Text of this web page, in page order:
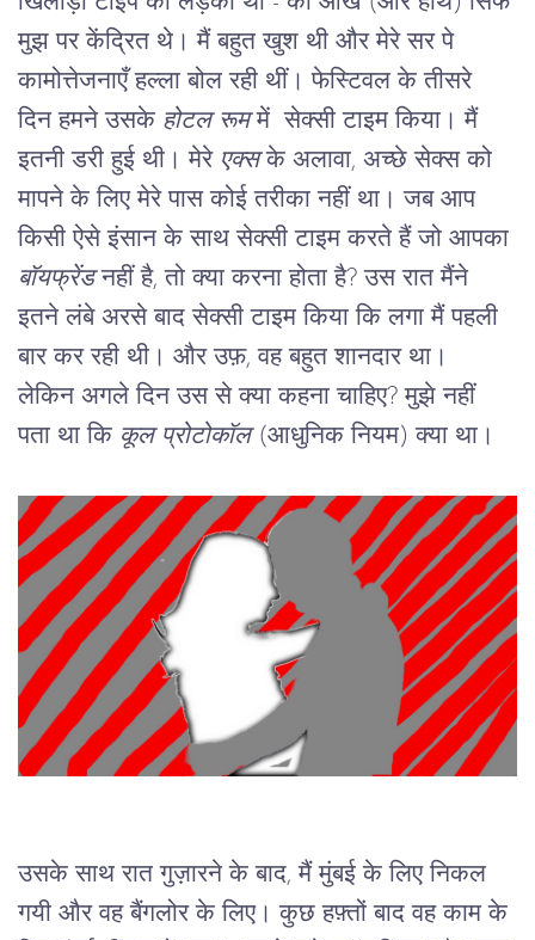
मुझ पर केंद्रित थे। मैं बहुत खुश थी और मेरे सर पे
कामोत्तेजनाएँ हल्ला बोल रही थीं। फेस्टिवल के तीसरे
दिन हमने उसके होटल रूम में  सेक्सी टाइम किया। मैं
इतनी डरी हुई थी। मेरे एक्स के अलावा, अच्छे सेक्स को
मापने के लिए मेरे पास कोई तरीका नहीं था। जब आप
किसी ऐसे इंसान के साथ सेक्सी टाइम करते हैं जो आपका
बॉयफ्रेंड नहीं है, तो क्या करना होता है? उस रात मैंने
इतने लंबे अरसे बाद सेक्सी टाइम किया कि लगा मैं पहली
बार कर रही थी। और उफ़, वह बहुत शानदार था।
लेकिन अगले दिन उस से क्या कहना चाहिए? मुझे नहीं
पता था कि कूल प्रोटोकॉल (आधुनिक नियम) क्या था।
उसके साथ रात गुज़ारने के बाद, मैं मुंबई के लिए निकल
गयी और वह बैंगलोर के लिए। कुछ हफ़्तों बाद वह काम के